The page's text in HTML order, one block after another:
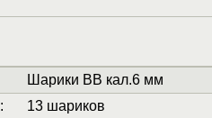
Шарики BB кал.6 мм
:
13 шариков